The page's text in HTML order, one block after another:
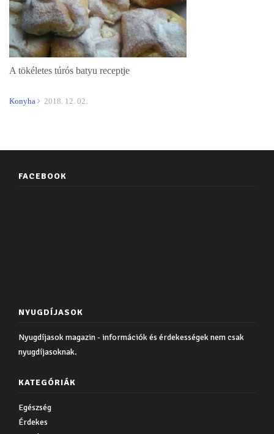
A tökéletes túrós batyu receptje
Konyha 2018. 12. 02.
FACEBOOK
NYUGDÍJASOK
Nyugdíjasok magazin - információk és érdekességek nem csak
nyugdíjasoknak.
KATEGÓRIÁK
Egészség
Érdekes